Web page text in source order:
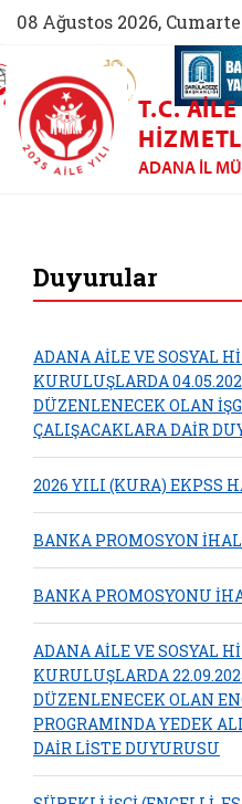
08 Ağustos 2026,
(yeni sekmede açılır)
AİLEM İletişim Merkezi (yeni
Aile ve Nüfus
T.C.
ADANA İL
Duyurular
ADANA AİLE VE SOSYAL
KURULUŞLARDA
DÜZENLENECEK OLAN
ÇALIŞACAKLARA DAİR
2026 YILI (KURA) EKPSS
BANKA PROMOSYON
BANKA PROMOSYONU
ADANA AİLE VE SOSYAL
KURULUŞLARDA
DÜZENLENECEK OLAN
PROGRAMINDA YEDEK
DAİR LİSTE DUYURUSU